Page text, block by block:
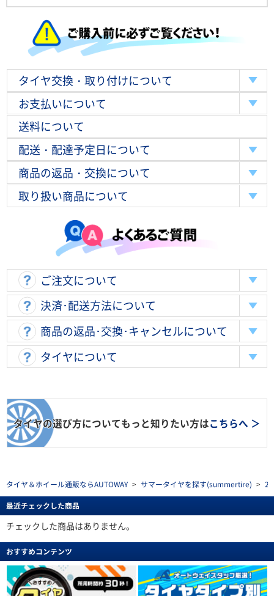
タイヤ交換・取り付けについて
お支払いについて
送料について
配送・配達予定日について
商品の返品・交換について
取り扱い商品について
ご注文について
決済･配送方法について
商品の返品･交換･キャンセルについて
タイヤについて
タイヤの選び方についてもっと知りたい方はこちらへ ＞
タイヤ＆ホイール通販ならAUTOWAY > サマータイヤを探す(summertire) >
最近チェックした商品
チェックした商品はありません。
おすすめコンテンツ